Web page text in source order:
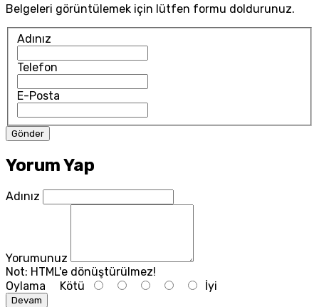
Belgeleri görüntülemek için lütfen formu doldurunuz.
Adınız
Telefon
E-Posta
Yorum Yap
Adınız
Yorumunuz
Not: HTML'e dönüştürülmez!
Oylama Kötü İyi
Devam